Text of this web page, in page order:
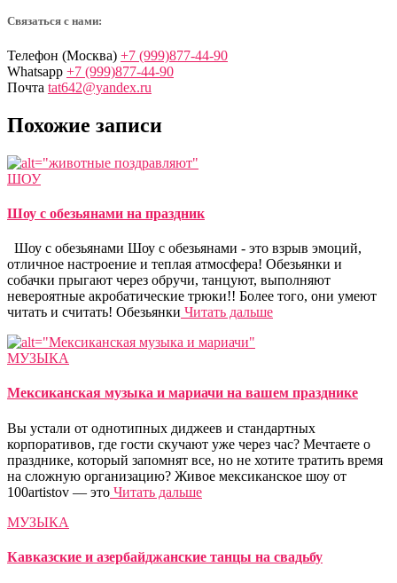
Связаться с нами:
Телефон (Москва) +7 (999)877-44-90
Whatsapp +7 (999)877-44-90
Почта tat642@yandex.ru
Похожие записи
ШОУ
Шоу с обезьянами на праздник
Шоу с обезьянами Шоу с обезьянами - это взрыв эмоций,
отличное настроение и теплая атмосфера! Обезьянки и
собачки прыгают через обручи, танцуют, выполняют
невероятные акробатические трюки!! Более того, они умеют
читать и считать! Обезьянки Читать дальше
МУЗЫКА
Мексиканская музыка и мариачи на вашем празднике
Вы устали от однотипных диджеев и стандартных
корпоративов, где гости скучают уже через час? Мечтаете о
празднике, который запомнят все, но не хотите тратить время
на сложную организацию? Живое мексиканское шоу от
100artistov — это Читать дальше
МУЗЫКА
Кавказские и азербайджанские танцы на свадьбу